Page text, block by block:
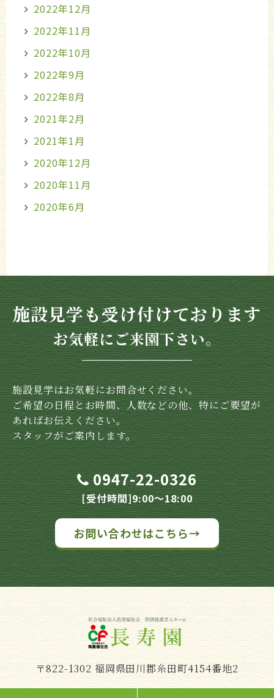
2022年12月
2022年11月
2022年10月
2022年9月
2022年8月
2021年2月
2021年1月
2020年12月
2020年11月
2020年6月
施設見学も受け付けております
お気軽にご来園下さい。
施設見学はお気軽にお問合せください。
ご希望の日程とお時間、人数などの他、特にご要望が
あればお伝えください。
スタッフがご案内します。
0947-22-0326
[受付時間]9:00～18:00
お問い合わせはこちら→
〒822-1302 福岡県田川郡糸田町4154番地2